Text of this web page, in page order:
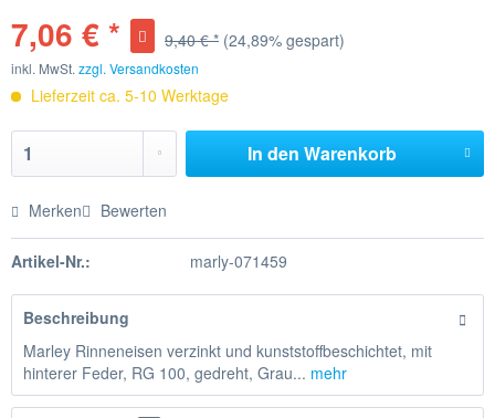
7,06 € * 9,40 € * (24,89% gespart)
inkl. MwSt. zzgl. Versandkosten
Lieferzeit ca. 5-10 Werktage
In den Warenkorb
Merken Bewerten
Artikel-Nr.: marly-071459
Beschreibung
Marley Rinneneisen verzinkt und kunststoffbeschichtet, mit
hinterer Feder, RG 100, gedreht, Grau... mehr